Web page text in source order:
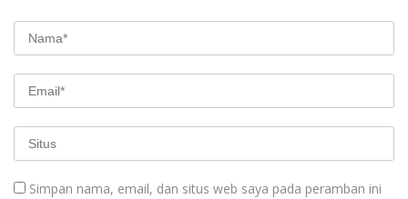
Simpan nama, email, dan situs web saya pada peramban ini